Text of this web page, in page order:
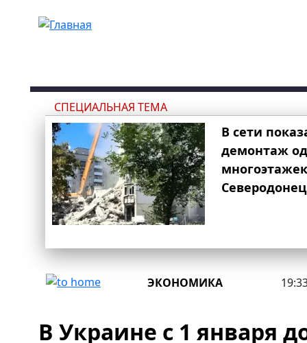
СПЕЦИАЛЬНАЯ ТЕМА
В сети
демонтаж
ЭКОНОМИКА
В Украине с 1 января